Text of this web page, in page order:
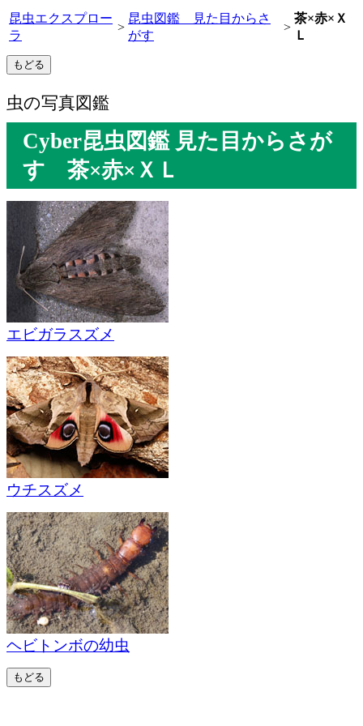
昆虫エクスプロー
ラ
>
昆虫図鑑 見た目からさ
がす
>
茶×赤×Ｘ
Ｌ
虫の写真図鑑
Cyber昆虫図鑑 見た目からさが
す 茶×赤×ＸＬ
エビガラスズメ
ウチスズメ
ヘビトンボの幼虫